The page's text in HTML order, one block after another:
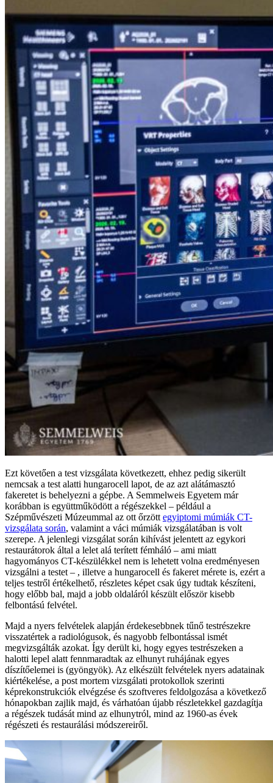
Ezt követően a test vizsgálata következett, ehhez pedig sikerült
nemcsak a test alatti hungarocell lapot, de az azt alátámasztó
fakeretet is behelyezni a gépbe. A Semmelweis Egyetem már
korábban is együttműködött a régészekkel – például a
Szépművészeti Múzeummal az ott őrzött egyiptomi múmiák CT-
vizsgálata során, valamint a váci múmiák vizsgálatában is volt
szerepe. A jelenlegi vizsgálat során kihívást jelentett az egykori
restaurátorok által a lelet alá terített fémháló – ami miatt
hagyományos CT-készülékkel nem is lehetett volna eredményesen
vizsgálni a testet – , illetve a hungarocell és fakeret mérete is, ezért a
teljes testről értékelhető, részletes képet csak úgy tudtak készíteni,
hogy előbb bal, majd a jobb oldaláról készült először kisebb
felbontású felvétel.
Majd a nyers felvételek alapján érdekesebbnek tűnő testrészekre
visszatértek a radiológusok, és nagyobb felbontással ismét
megvizsgálták azokat. Így derült ki, hogy egyes testrészeken a
halotti lepel alatt fennmaradtak az elhunyt ruhájának egyes
díszítőelemei is (gyöngyök). Az elkészült felvételek nyers adatainak
kiértékelése, a post mortem vizsgálati protokollok szerinti
képrekonstrukciók elvégzése és szoftveres feldolgozása a következő
hónapokban zajlik majd, és várhatóan újabb részletekkel gazdagítja
a régészek tudását mind az elhunytról, mind az 1960-as évek
régészeti és restaurálási módszereiről.